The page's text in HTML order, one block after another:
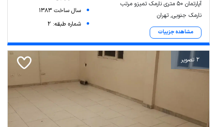
آپارتمان ۵۰ متری نارمک تمیزو مرتب
نارمک جنوبی, تهران
مشاهده جزییات
سال ساخت 1383
شماره طبقه: 2
2 تصویر